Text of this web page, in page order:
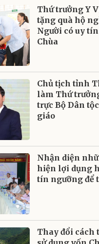
Thứ trưởng Y
tặng quà hộ
Người có uy
Chùa
Chủ tịch tỉnh
làm Thứ
trực Bộ Dân
giáo
Nhận diện
hiện lợi dụng
tín ngưỡng để
Thay đổi cách